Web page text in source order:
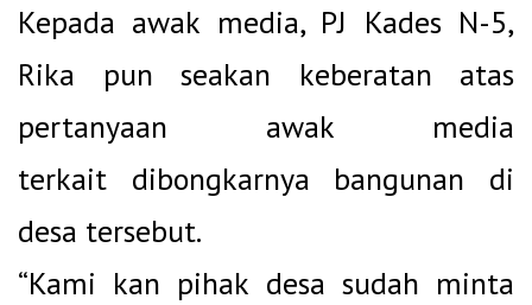
Kepada awak media, PJ Kades N-5,
Rika pun seakan keberatan atas
pertanyaan awak media
terkait dibongkarnya bangunan di
desa tersebut.
“Kami kan pihak desa sudah minta